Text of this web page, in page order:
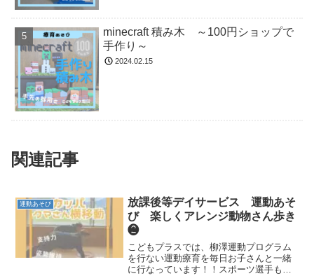
minecraft 積み木 ～100円ショップで
手作り～
2024.02.15
関連記事
運動あそび
放課後等デイサービス 運動あそ
び 楽しくアレンジ動物さん歩き
❷
こどもプラスでは、柳澤運動プログラム
を行ない運動療育を毎日お子さんと一緒
に行なっています！！スポーツ選手も行